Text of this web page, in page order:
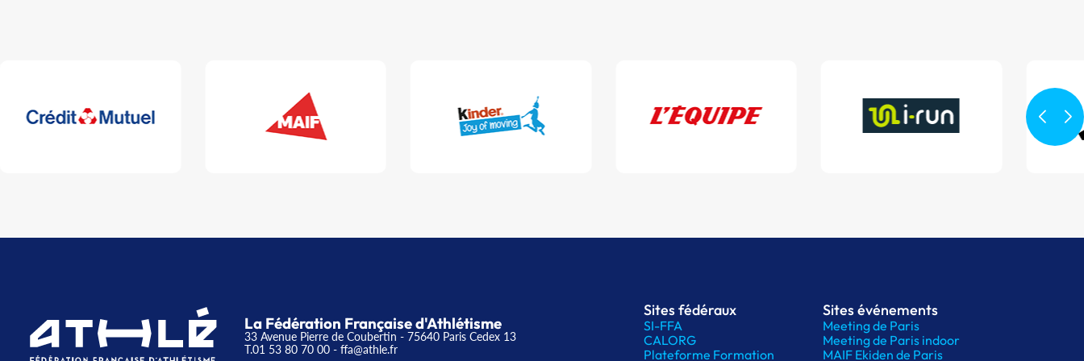
La Fédération Française d'Athlétisme
33 Avenue Pierre de Coubertin - 75640 Paris Cedex 13
T.01 53 80 70 00 - ffa@athle.fr
Sites fédéraux
SI-FFA
CALORG
Plateforme Formation
Sites événements
Meeting de Paris
Meeting de Paris indoor
MAIF Ekiden de Paris